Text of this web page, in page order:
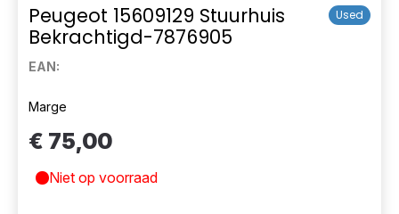
Peugeot 15609129 Stuurhuis
Bekrachtigd-7876905
Used
EAN:
Marge
€ 75,00
Niet op voorraad